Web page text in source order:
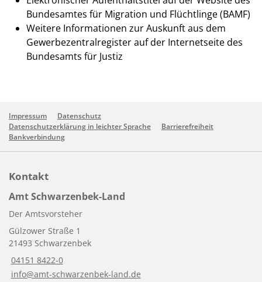
Bundesamtes für Migration und Flüchtlinge (BAMF)
Weitere Informationen zur Auskunft aus dem
Gewerbezentralregister auf der Internetseite des
Bundesamts für Justiz
Impressum
Datenschutz
Datenschutzerklärung in leichter Sprache
Barrierefreiheit
Bankverbindung
Kontakt
Amt Schwarzenbek-Land
Der Amtsvorsteher
Gülzower Straße 1
21493 Schwarzenbek
04151 8422-0
info@amt-schwarzenbek-land.de